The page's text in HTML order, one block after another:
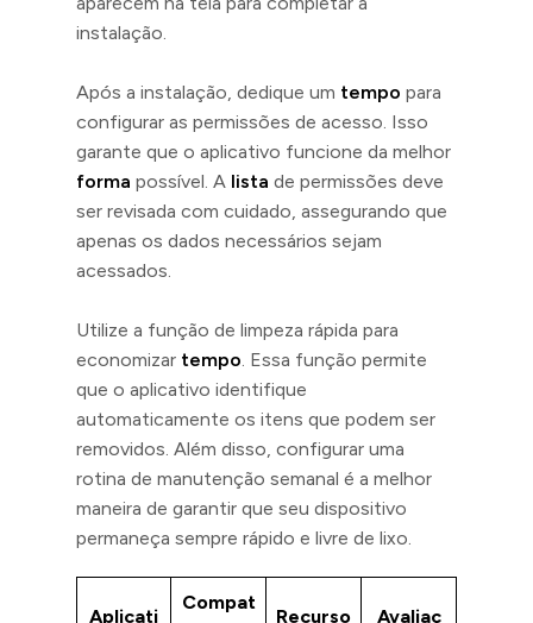
instalação.
Após a instalação, dedique um tempo para
configurar as permissões de acesso. Isso
garante que o aplicativo funcione da melhor
forma possível. A lista de permissões deve
ser revisada com cuidado, assegurando que
apenas os dados necessários sejam
acessados.
Utilize a função de limpeza rápida para
economizar tempo. Essa função permite
que o aplicativo identifique
automaticamente os itens que podem ser
removidos. Além disso, configurar uma
rotina de manutenção semanal é a melhor
maneira de garantir que seu dispositivo
permaneça sempre rápido e livre de lixo.
Aplicati
Compat
Recurso
Avaliaç